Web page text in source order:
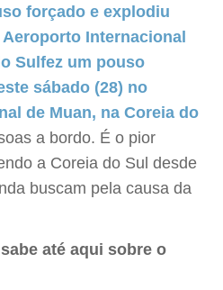
forçado e explodiu
Internacional
Sul fez um pouso
sábado (28) no
de Muan, na Coreia do
a bordo. É o pior
a Coreia do Sul desde
buscam pela causa da
até aqui sobre o